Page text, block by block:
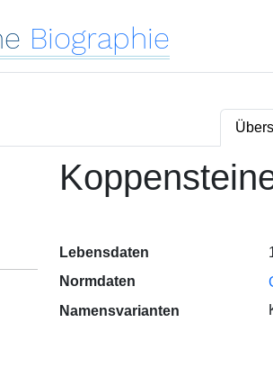
Biographie
Lebensdaten
Normdaten
Namensvarianten